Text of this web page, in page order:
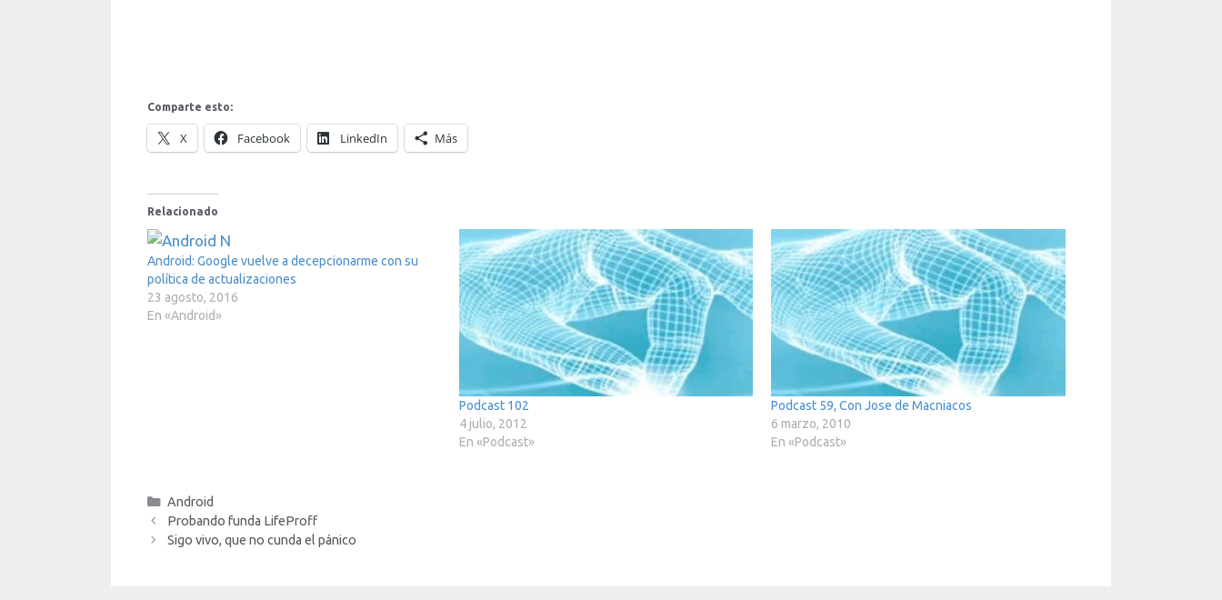
Comparte esto:
X Facebook LinkedIn Más
Relacionado
Android: Google vuelve a decepcionarme con su
política de actualizaciones
23 agosto, 2016
En «Android»
Podcast 102
4 julio, 2012
En «Podcast»
Podcast 59, Con Jose de Macniacos
6 marzo, 2010
En «Podcast»
Categorías
Android
Probando funda LifeProff
Sigo vivo, que no cunda el pánico